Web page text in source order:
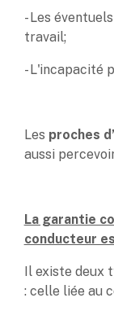
- Les
travail;
- L'incapacité
Les proches
aussi
La garantie
conducteur
Il existe deux
: celle liée au